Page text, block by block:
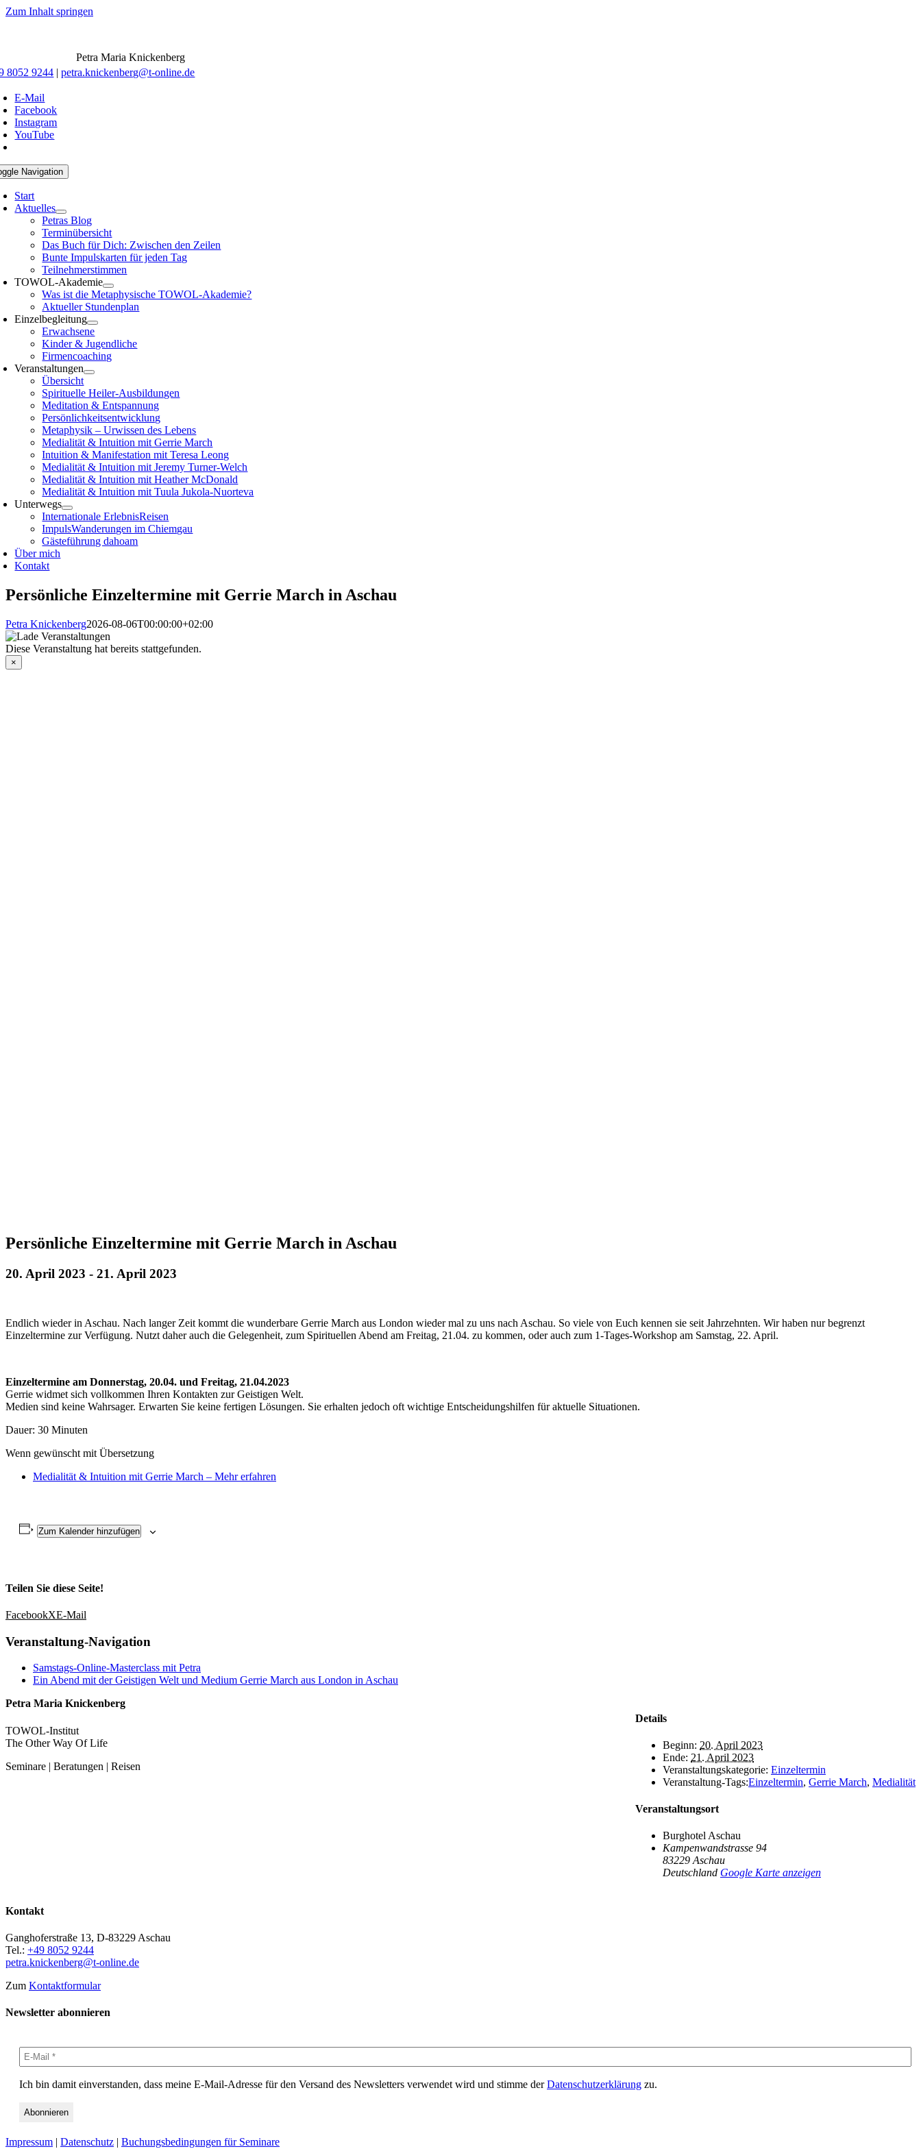
Zum Inhalt springen
Petra Maria Knickenberg
8052 9244 |petra.knickenberg@t-online.de
E-Mail
Facebook
Instagram
YouTube
Navigation
Start
Aktuelles
Petras Blog
Terminübersicht
Das Buch für Dich: Zwischen den Zeilen
Bunte Impulskarten für jeden Tag
Teilnehmerstimmen
TOWOL-Akademie
Was ist die Metaphysische TOWOL-Akademie?
Aktueller Stundenplan
Einzelbegleitung
Erwachsene
Kinder & Jugendliche
Firmencoaching
Veranstaltungen
Übersicht
Spirituelle Heiler-Ausbildungen
Meditation & Entspannung
Persönlichkeitsentwicklung
Metaphysik – Urwissen des Lebens
Medialität & Intuition mit Gerrie March
Intuition & Manifestation mit Teresa Leong
Medialität & Intuition mit Jeremy Turner-Welch
Medialität & Intuition mit Heather McDonald
Medialität & Intuition mit Tuula Jukola-Nuorteva
Unterwegs
Internationale ErlebnisReisen
ImpulsWanderungen im Chiemgau
Gästeführung dahoam
Über mich
Kontakt
Persönliche Einzeltermine mit Gerrie March in Aschau
Petra Knickenberg2026-08-06T00:00:00+02:00
Diese Veranstaltung hat bereits stattgefunden.
×
Persönliche Einzeltermine mit Gerrie March in Aschau
20. April 2023 - 21. April 2023
Endlich wieder in Aschau. Nach langer Zeit kommt die wunderbare Gerrie March aus London wieder mal zu uns nach Aschau. So viele von Euch kennen sie seit Jahrzehnten. Wir haben nur begrenzt
Einzeltermine zur Verfügung. Nutzt daher auch die Gelegenheit, zum Spirituellen Abend am Freitag, 21.04. zu kommen, oder auch zum 1-Tages-Workshop am Samstag, 22. April.
Einzeltermine am Donnerstag, 20.04. und Freitag, 21.04.2023
Gerrie widmet sich vollkommen Ihren Kontakten zur Geistigen Welt.
Medien sind keine Wahrsager. Erwarten Sie keine fertigen Lösungen. Sie erhalten jedoch oft wichtige Entscheidungshilfen für aktuelle Situationen.
Dauer: 30 Minuten
Wenn gewünscht mit Übersetzung
Medialität & Intuition mit Gerrie March – Mehr erfahren
Zum Kalender hinzufügen
Teilen Sie diese Seite!
FacebookXE-Mail
Veranstaltung-Navigation
Samstags-Online-Masterclass mit Petra
Ein Abend mit der Geistigen Welt und Medium Gerrie March aus London in Aschau
Details
Beginn: 20. April 2023
Ende: 21. April 2023
Veranstaltungskategorie: Einzeltermin
Veranstaltung-Tags:Einzeltermin, Gerrie March, Medialität
Veranstaltungsort
Burghotel Aschau
Kampenwandstrasse 94
83229 Aschau
Deutschland Google Karte anzeigen
Petra Maria Knickenberg
TOWOL-Institut
The Other Way Of Life
Seminare | Beratungen | Reisen
Kontakt
Ganghoferstraße 13, D-83229 Aschau
Tel.: +49 8052 9244
petra.knickenberg@t-online.de
Zum Kontaktformular
Newsletter abonnieren
Ich bin damit einverstanden, dass meine E-Mail-Adresse für den Versand des Newsletters verwendet wird und stimme derDatenschutzerklärung zu.
Impressum | Datenschutz | Buchungsbedingungen für Seminare